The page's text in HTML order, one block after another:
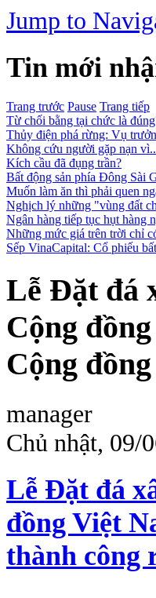
Jump to
Tin mới
Trang trước Pause Trang tiếp
Từ chối bằng tại chức là
Thủy điện phá rừng: Vụ
Không cứu người gặp nạn
Kích cầu đã đụng trần?
Bất động sản phía Đông Sài
Muốn làm ăn thì phải quen
Nghịch lý những "vùng đất
Ngân hàng tiếp tục hụt hàng
Những mức giá trên trời chỉ
Sếp VinaCapital: Cổ phiếu
Lễ Đặt đá
Cộng
Cộng
manager
Chủ nhật, 09/
Lễ Đặt đá
đồng Việt
thành công